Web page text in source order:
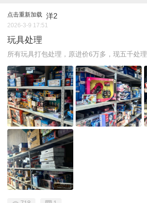
点击重新加载 洋2
2026-3-9 17:51
玩具处理
所有玩具打包处理，原进价6万多，现五千处理